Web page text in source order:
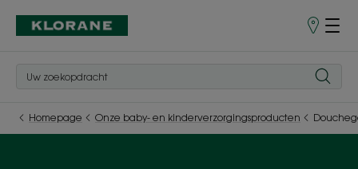
Homepage Onze baby- en kinderverzorgingsproducten